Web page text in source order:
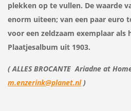
plekken op te vullen. De waarde
enorm uiteen; van een paar euro
voor een zeldzaam exemplaar als
Plaatjesalbum uit 1903.
( ALLES BROCANTE Ariadne at
m.enzerink@planet.nl)